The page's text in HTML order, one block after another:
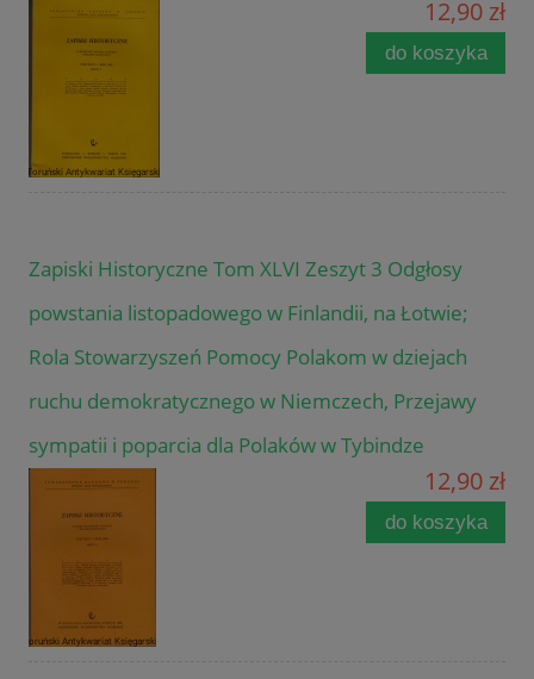
12,90 zł
do koszyka
Zapiski Historyczne Tom XLVI Zeszyt 3 Odgłosy
powstania listopadowego w Finlandii, na Łotwie;
Rola Stowarzyszeń Pomocy Polakom w dziejach
ruchu demokratycznego w Niemczech, Przejawy
sympatii i poparcia dla Polaków w Tybindze
12,90 zł
do koszyka